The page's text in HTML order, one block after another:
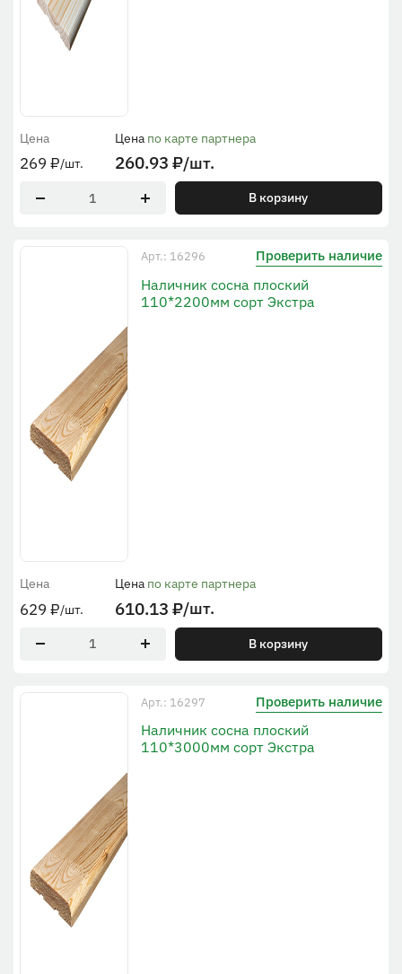
Цена
269 ₽/шт.
Цена по карте партнера
260.93 ₽/шт.
В корзину
Арт.: 16296 Проверить наличие
Наличник сосна плоский
110*2200мм сорт Экстра
Цена
629 ₽/шт.
Цена по карте партнера
610.13 ₽/шт.
В корзину
Арт.: 16297 Проверить наличие
Наличник сосна плоский
110*3000мм сорт Экстра